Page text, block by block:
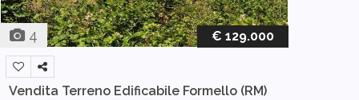
4 € 129.000
Vendita Terreno Edificabile Formello (RM)